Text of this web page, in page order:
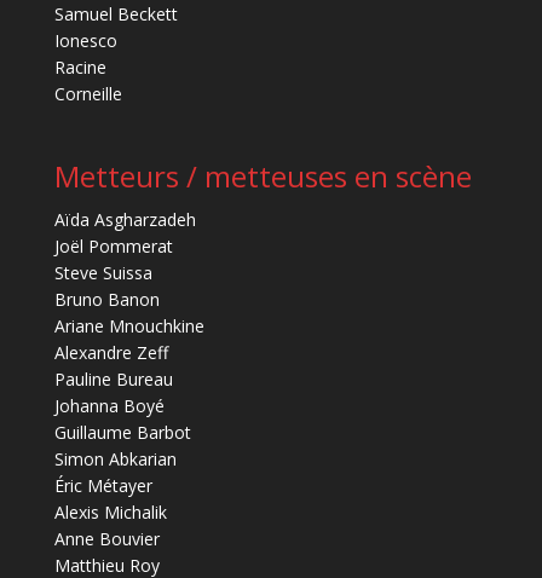
Samuel Beckett
Ionesco
Racine
Corneille
Metteurs / metteuses en scène
Aïda Asgharzadeh
Joël Pommerat
Steve Suissa
Bruno Banon
Ariane Mnouchkine
Alexandre Zeff
Pauline Bureau
Johanna Boyé
Guillaume Barbot
Simon Abkarian
Éric Métayer
Alexis Michalik
Anne Bouvier
Matthieu Roy